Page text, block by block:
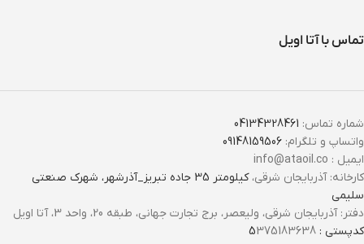
تماس با آتا اویل
شماره تماس: 04134328461
واتساپ و تلگرام: 09148159506
ایمیل : info@ataoil.co
کارخانه: آذربایجان شرقی،
کیلومتر 35 جاده تبریز_آذرشهر، شهرک صنعتی
سلیمی
دفتر: آذربایجان شرقی، ولیعصر، برج تجارت جهانی، طبقه 20، واحد 3، آتا اویل
کدپستی : 5 375183638